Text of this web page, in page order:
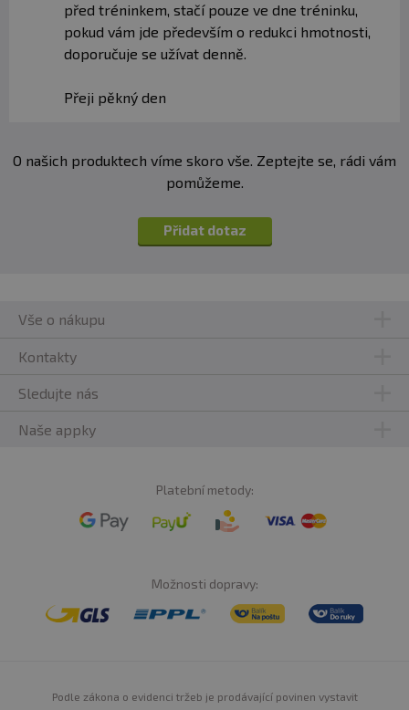
před tréninkem, stačí pouze ve dne tréninku,
pokud vám jde především o redukci hmotnosti,
doporučuje se užívat denně.
Přeji pěkný den
O našich produktech víme skoro vše. Zeptejte se, rádi vám
pomůžeme.
Přidat dotaz
Vše o nákupu
Kontakty
Sledujte nás
Naše appky
Platební metody:
Možnosti dopravy:
Podle zákona o evidenci tržeb je prodávající povinen vystavit